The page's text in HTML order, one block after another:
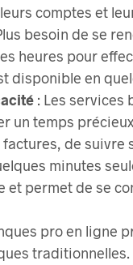
comptes et
besoin de se
heures pour
disponible en
: Les services
un temps
de suivre
minutes
et permet de se
pro en ligne